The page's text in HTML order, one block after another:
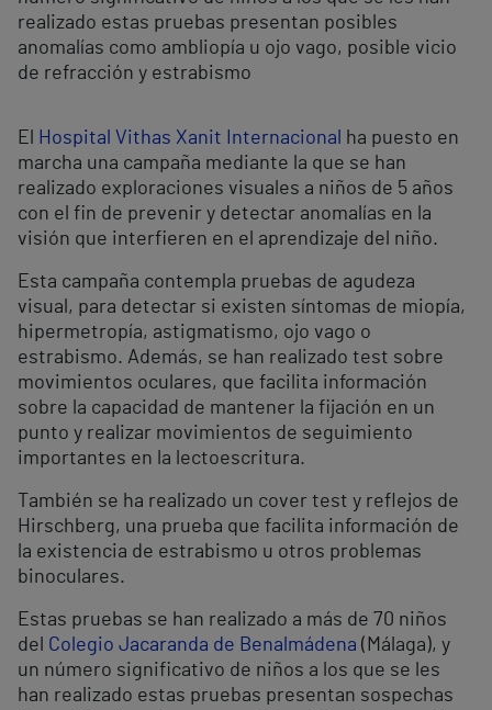
realizado estas pruebas presentan posibles
anomalías como ambliopía u ojo vago, posible vicio
de refracción y estrabismo
El Hospital Vithas Xanit Internacional
ha puesto en
marcha una campaña mediante la que se han
realizado exploraciones visuales a niños de 5 años
con el fin de prevenir y detectar anomalías en la
visión que interfieren en el aprendizaje del niño.
Esta campaña contempla pruebas de agudeza
visual, para detectar si existen síntomas de miopía,
hipermetropía, astigmatismo, ojo vago o
estrabismo. Además, se han realizado test sobre
movimientos oculares, que facilita información
sobre la capacidad de mantener la fijación en un
punto y realizar movimientos de seguimiento
importantes en la lectoescritura.
También se ha realizado un cover test y reflejos de
Hirschberg, una prueba que facilita información de
la existencia de estrabismo u otros problemas
binoculares.
Estas pruebas se han realizado a más de 70 niños
del Colegio Jacaranda de Benalmádena (Málaga), y
un número significativo de niños a los que se les
han realizado estas pruebas presentan sospechas